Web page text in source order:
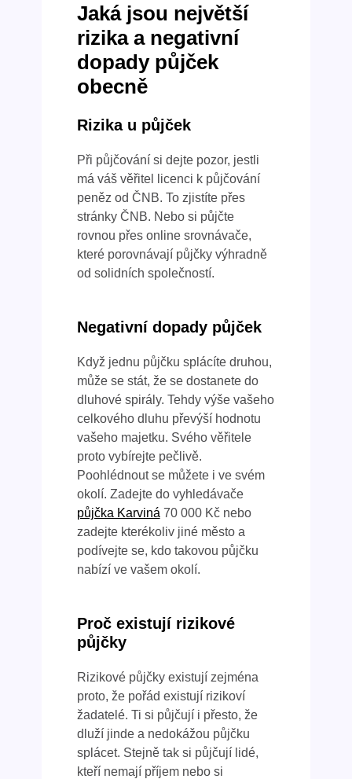
Jaká jsou největší
rizika a negativní
dopady půjček
obecně
Rizika u půjček
Při půjčování si dejte pozor, jestli
má váš věřitel licenci k půjčování
peněz od ČNB. To zjistíte přes
stránky ČNB. Nebo si půjčte
rovnou přes online srovnávače,
které porovnávají půjčky výhradně
od solidních společností.
Negativní dopady půjček
Když jednu půjčku splácíte druhou,
může se stát, že se dostanete do
dluhové spirály. Tehdy výše vašeho
celkového dluhu převýší hodnotu
vašeho majetku. Svého věřitele
proto vybírejte pečlivě.
Poohlédnout se můžete i ve svém
okolí. Zadejte do vyhledávače
půjčka Karviná 70 000 Kč nebo
zadejte kterékoliv jiné město a
podívejte se, kdo takovou půjčku
nabízí ve vašem okolí.
Proč existují rizikové
půjčky
Rizikové půjčky existují zejména
proto, že pořád existují rizikoví
žadatelé. Ti si půjčují i přesto, že
dluží jinde a nedokážou půjčku
splácet. Stejně tak si půjčují lidé,
kteří nemají příjem nebo si